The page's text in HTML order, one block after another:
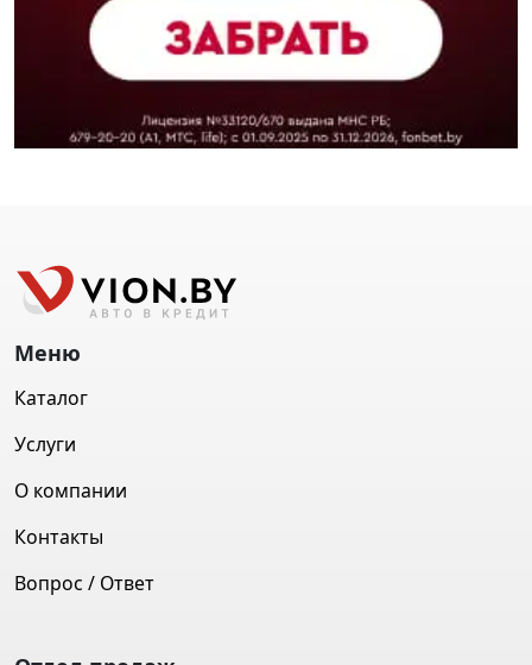
Меню
Каталог
Услуги
О компании
Контакты
Вопрос / Ответ